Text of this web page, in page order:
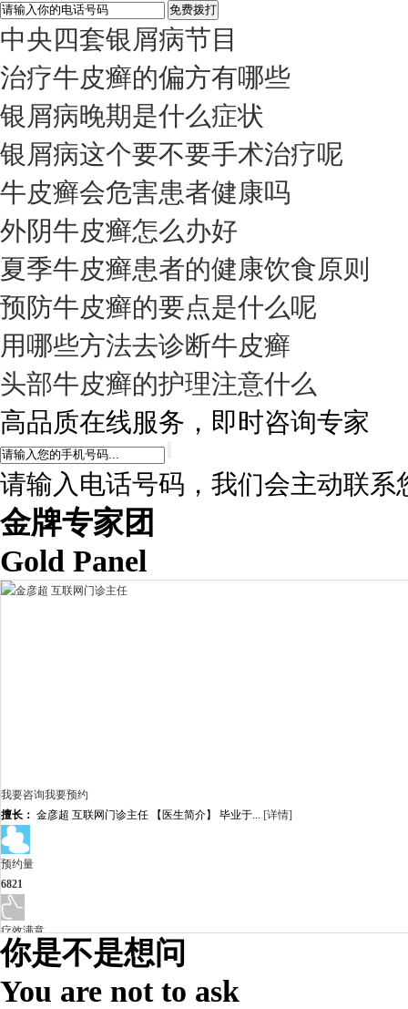
中央四套银屑病节目
治疗牛皮癣的偏方有哪些
银屑病晚期是什么症状
银屑病这个要不要手术治疗呢
牛皮癣会危害患者健康吗
外阴牛皮癣怎么办好
夏季牛皮癣患者的健康饮食原则
预防牛皮癣的要点是什么呢
用哪些方法去诊断牛皮癣
头部牛皮癣的护理注意什么
高品质在线服务，即时咨询专家
请输入电话号码，我们会主动联系
金牌专家团
Gold Panel
我要咨询我要预约
擅长： 金彦超 互联网门诊主任 【医生简介】 毕业于... [详情]
预约量
6821
疗效满意
98%
你是不是想问
You are not to ask